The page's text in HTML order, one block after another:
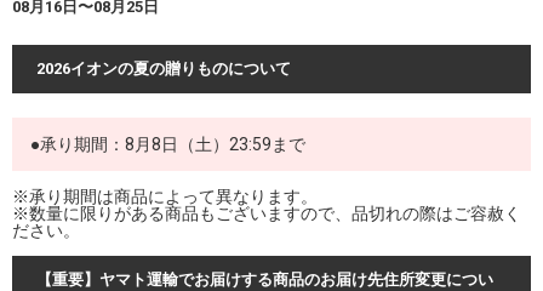
08月16日〜08月25日
2026イオンの夏の贈りものについて
●承り期間：8月8日（土）23:59まで
※承り期間は商品によって異なります。
※数量に限りがある商品もございますので、品切れの際はご容赦く
ださい。
【重要】ヤマト運輸でお届けする商品のお届け先住所変更につい